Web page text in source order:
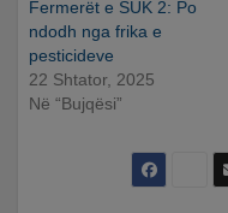
Fermerët e SUK 2: Po
ndodh nga frika e
pesticideve
22 Shtator, 2025
Në “Bujqësi”